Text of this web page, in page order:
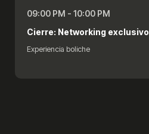
09:00 PM - 10:00 PM
Cierre: Networking exclusivo
Experiencia boliche